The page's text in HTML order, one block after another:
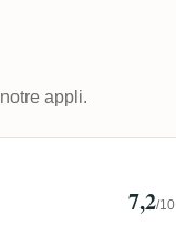
appli.
7,2/10